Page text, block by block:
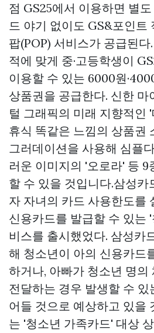
점 GS25에서 이용하면 별
드 야기 없이도 GS&포인트
팝(POP) 서비스가 공급된
적에 맞게 중·고등학생이
이용할 수 있는 6000원
상품권을 공급한다. 신한 마
털 그래픽의 미래 지향적인
휴식 똑같은 느낌의 상품권
그러데이션을 사용해 심플
러운 이미지의 '오로라' 등 9
할 수 있을 것입니다.삼성카
자 자녀의 카드 사용한도를
신용카드를 발급할 수 있는
비스를 출시했었다. 삼성카
해 청소년이 아의 신용카드
하거나, 아빠가 청소년 명의
전달하는 경우 발생할 수
어들 것으로 예상하고 있을
는 '청소년 가족카드' 대상